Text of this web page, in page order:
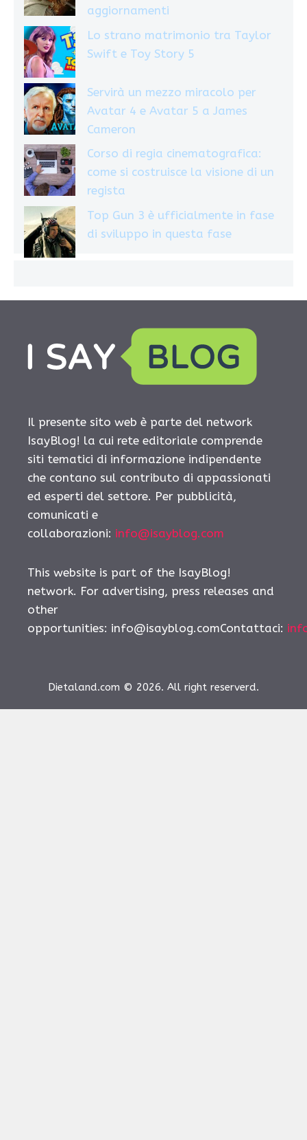
aggiornamenti
Lo strano matrimonio tra Taylor
Swift e Toy Story 5
Servirà un mezzo miracolo per
Avatar 4 e Avatar 5 a James
Cameron
Corso di regia cinematografica:
come si costruisce la visione di un
regista
Top Gun 3 è ufficialmente in fase
di sviluppo in questa fase
Il presente sito web è parte del network
IsayBlog! la cui rete editoriale comprende
siti tematici di informazione indipendente
che contano sul contributo di appassionati
ed esperti del settore. Per pubblicità,
comunicati e
collaborazioni: info@isayblog.com
This website is part of the IsayBlog!
network. For advertising, press releases and
other
opportunities: info@isayblog.comContattaci:
Dietaland.com © 2026. All right reserverd.